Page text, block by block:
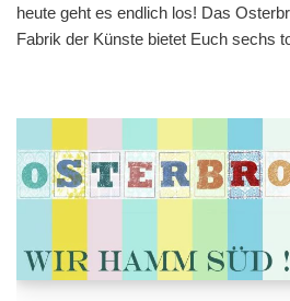
heute geht es endlich los! Das
Fabrik der Künste bietet Euch sechs